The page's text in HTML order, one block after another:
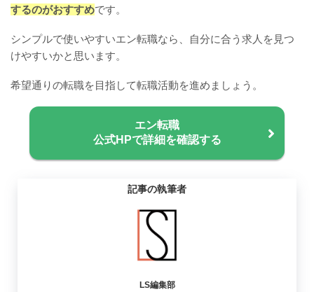
するのがおすすめです。
シンプルで使いやすいエン転職なら、自分に合う求人を見つ
けやすいかと思います。
希望通りの転職を目指して転職活動を進めましょう。
エン転職
公式HPで詳細を確認する
記事の執筆者
LS編集部